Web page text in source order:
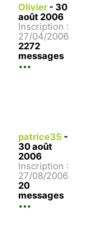
Olivier - 30
août 2006
Inscription :
27/04/2006
2272
messages
patrice35 -
30 août
2006
Inscription :
27/08/2006
20
messages